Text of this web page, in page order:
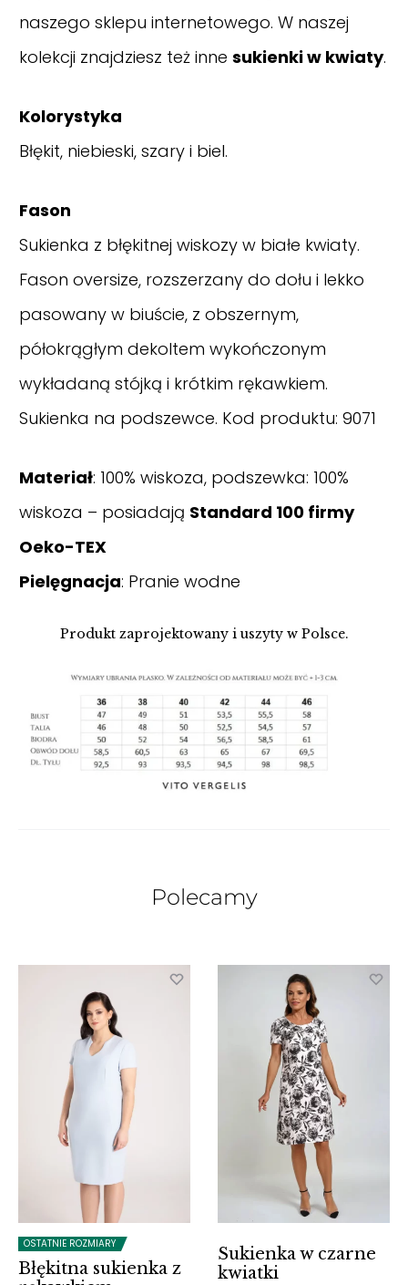
naszego sklepu internetowego. W naszej
kolekcji znajdziesz też inne sukienki w kwiaty.
Kolorystyka
Błękit, niebieski, szary i biel.
Fason
Sukienka z błękitnej wiskozy w białe kwiaty.
Fason oversize, rozszerzany do dołu i lekko
pasowany w biuście, z obszernym,
półokrągłym dekoltem wykończonym
wykładaną stójką i krótkim rękawkiem.
Sukienka na podszewce. Kod produktu: 9071
Materiał: 100% wiskoza, podszewka: 100%
wiskoza – posiadają Standard 100 firmy
Oeko-TEX
Pielęgnacja: Pranie wodne
Produkt zaprojektowany i uszyty w Polsce.
Polecamy
OSTATNIE ROZMIARY
Błękitna sukienka z
Sukienka w czarne
kwiatki